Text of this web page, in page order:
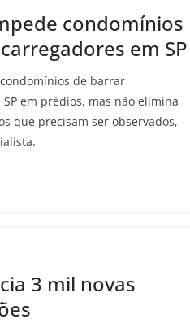
condomínios
em SP
de barrar
em prédios, mas não elimina
que precisam ser observados,
3 mil novas